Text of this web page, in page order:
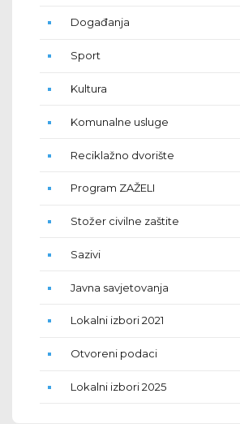
Događanja
Sport
Kultura
Komunalne usluge
Reciklažno dvorište
Program ZAŽELI
Stožer civilne zaštite
Sazivi
Javna savjetovanja
Lokalni izbori 2021
Otvoreni podaci
Lokalni izbori 2025